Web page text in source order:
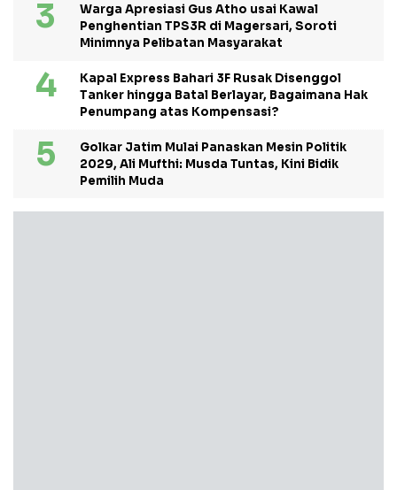
Warga Apresiasi Gus Atho usai Kawal
Penghentian TPS3R di Magersari, Soroti
Minimnya Pelibatan Masyarakat
Kapal Express Bahari 3F Rusak Disenggol
Tanker hingga Batal Berlayar, Bagaimana Hak
Penumpang atas Kompensasi?
Golkar Jatim Mulai Panaskan Mesin Politik
2029, Ali Mufthi: Musda Tuntas, Kini Bidik
Pemilih Muda